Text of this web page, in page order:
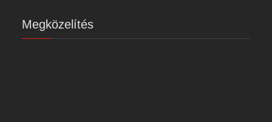
Megközelítés